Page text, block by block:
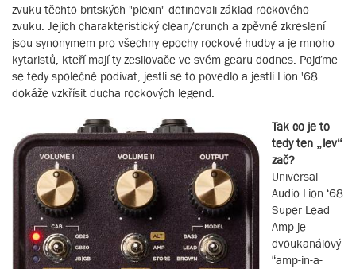
zvuku těchto britských "plexin" definovali základ rockového
zvuku. Jejich charakteristický clean/crunch a zpěvné zkreslení
jsou synonymem pro všechny epochy rockové hudby a je mnoho
kytaristů, kteří mají ty zesilovače ve svém gearu dodnes. Pojďme
se tedy společně podívat, jestli se to povedlo a jestli Lion '68
dokáže vzkřísit ducha rockových legend.
Tak co je to
tedy ten „lev“
zač?
Universal
Audio Lion ‘68
Super Lead
Amp je
dvoukanálový
“amp-in-a-